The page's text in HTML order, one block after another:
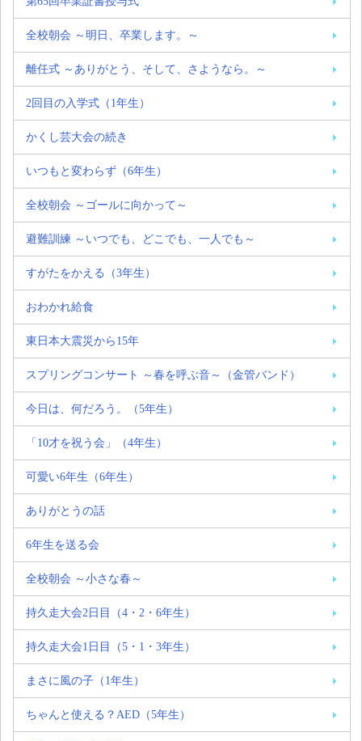
全校朝会 ～明日、卒業します。～
離任式 ～ありがとう、そして、さようなら。～
2回目の入学式（1年生）
かくし芸大会の続き
いつもと変わらず（6年生）
全校朝会 ～ゴールに向かって～
避難訓練 ～いつでも、どこでも、一人でも～
すがたをかえる（3年生）
おわかれ給食
東日本大震災から15年
スプリングコンサート ～春を呼ぶ音～（金管バンド）
今日は、何だろう。（5年生）
「10才を祝う会」（4年生）
可愛い6年生（6年生）
ありがとうの話
6年生を送る会
全校朝会 ～小さな春～
持久走大会2日目（4・2・6年生）
持久走大会1日目（5・1・3年生）
まさに風の子（1年生）
ちゃんと使える？AED（5年生）